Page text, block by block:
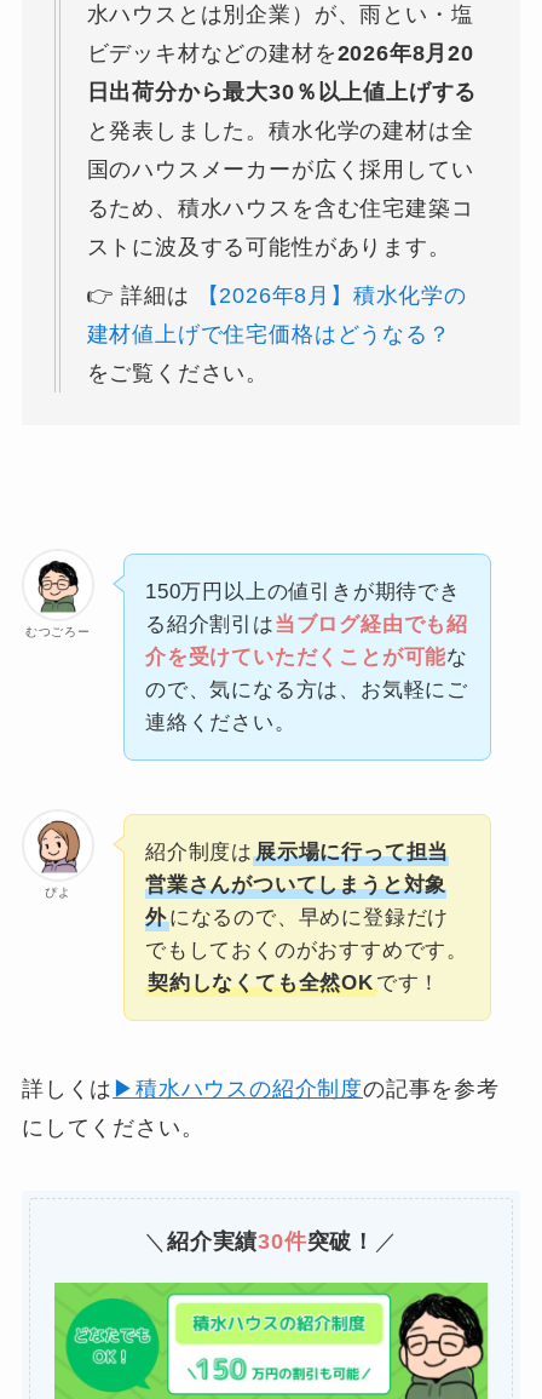
水ハウスとは別企業）が、雨とい・塩
ビデッキ材などの建材を2026年8月20
日出荷分から最大30％以上値上げする
と発表しました。積水化学の建材は全
国のハウスメーカーが広く採用してい
るため、積水ハウスを含む住宅建築コ
ストに波及する可能性があります。
👉 詳細は
【2026年8月】積水化学の
建材値上げで住宅価格はどうなる？
をご覧ください。
むつごろー
150万円以上の値引きが期待でき
る紹介割引は当ブログ経由でも紹
介を受けていただくことが可能な
ので、気になる方は、お気軽にご
連絡ください。
ぴよ
紹介制度は 展示場に行って担当
営業さんがついてしまうと対象
外になるので、早めに登録だけ
でもしておくのがおすすめです。
契約しなくても全然OKです！
詳しくは ▶積水ハウスの紹介制度の記事を参考
にしてください。
＼ 紹介実績30件突破！ ／